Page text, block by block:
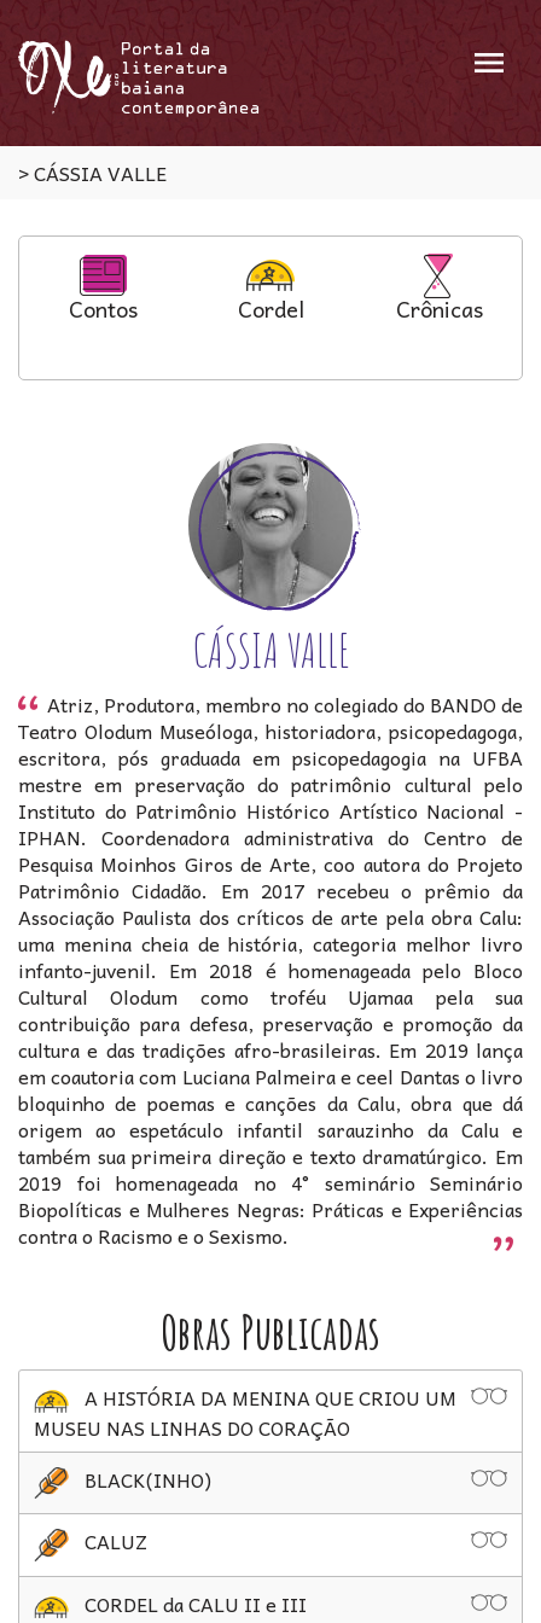
Menu
>CÁSSIA VALLE
Contos Cordel Crônicas
CÁSSIA VALLE
Atriz, Produtora, membro no colegiado do BANDO de
Teatro Olodum Museóloga, historiadora, psicopedagoga,
escritora, pós graduada em psicopedagogia na UFBA
mestre em preservação do patrimônio cultural pelo
Instituto do Patrimônio Histórico Artístico Nacional -
IPHAN. Coordenadora administrativa do Centro de
Pesquisa Moinhos Giros de Arte, coo autora do Projeto
Patrimônio Cidadão. Em 2017 recebeu o prêmio da
Associação Paulista dos críticos de arte pela obra Calu:
uma menina cheia de história, categoria melhor livro
infanto-juvenil. Em 2018 é homenageada pelo Bloco
Cultural Olodum como troféu Ujamaa pela sua
contribuição para defesa, preservação e promoção da
cultura e das tradições afro-brasileiras. Em 2019 lança
em coautoria com Luciana Palmeira e ceel Dantas o livro
bloquinho de poemas e canções da Calu, obra que dá
origem ao espetáculo infantil sarauzinho da Calu e
também sua primeira direção e texto dramatúrgico. Em
2019 foi homenageada no 4° seminário Seminário
Biopolíticas e Mulheres Negras: Práticas e Experiências
contra o Racismo e o Sexismo.
Obras Publicadas
A HISTÓRIA DA MENINA QUE CRIOU UM
MUSEU NAS LINHAS DO CORAÇÃO
BLACK(INHO)
CALUZ
CORDEL da CALU II e III